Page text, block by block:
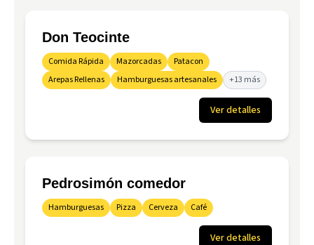
Don Teocinte
Comida Rápida Mazorcadas
Patacon
Arepas Rellenas
Hamburguesas artesanales +13 más
Ver detalles
Pedrosimón comedor
Hamburguesas Pizza Cerveza Café
Ver detalles